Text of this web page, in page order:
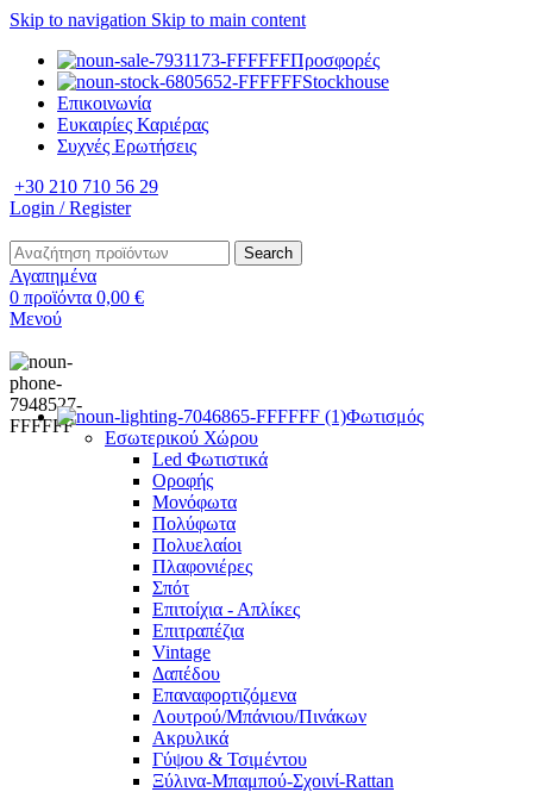
Skip to navigation Skip to main content
Προσφορές
Stockhouse
Επικοινωνία
Ευκαιρίες Καριέρας
Συχνές Ερωτήσεις
+30 210 710 56 29
Login / Register
Search
Αγαπημένα
0 προϊόντα 0,00 €
Μενού
Φωτισμός
Εσωτερικού Χώρου
Led Φωτιστικά
Οροφής
Μονόφωτα
Πολύφωτα
Πολυελαίοι
Πλαφονιέρες
Σπότ
Επιτοίχια - Απλίκες
Επιτραπέζια
Vintage
Δαπέδου
Επαναφορτιζόμενα
Λουτρού/Μπάνιου/Πινάκων
Ακρυλικά
Γύψου & Τσιμέντου
Ξύλινα-Μπαμπού-Σχοινί-Rattan